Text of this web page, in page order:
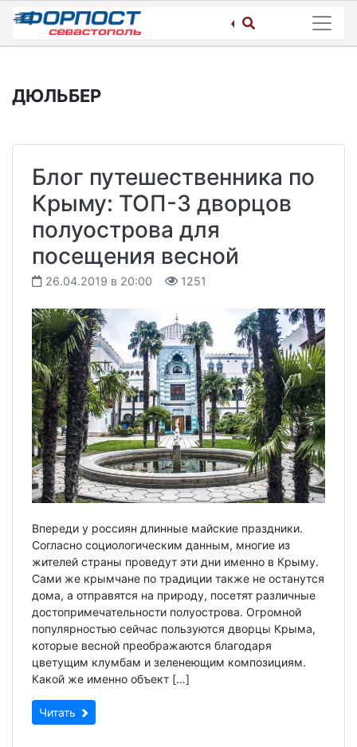
Skip
content
ДЮЛЬБЕР
Блог путешественника по
Крыму: ТОП-3 дворцов
полуострова для
посещения весной
26.04.2019 в 20:00 1251
Впереди у россиян длинные майские праздники.
Согласно социологическим данным, многие из
жителей страны проведут эти дни именно в Крыму.
Сами же крымчане по традиции также не останутся
дома, а отправятся на природу, посетят различные
достопримечательности полуострова. Огромной
популярностью сейчас пользуются дворцы Крыма,
которые весной преображаются благодаря
цветущим клумбам и зеленеющим композициям.
Какой же именно объект […]
Читать